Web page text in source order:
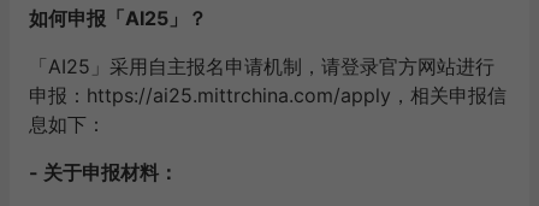
如何申报「AI25」？
「AI25」采用自主报名申请机制，请登录官方网站进行
申报： https://ai25.mittrchina.com/apply ，相关申报信
息如下：
- 关于申报材料：